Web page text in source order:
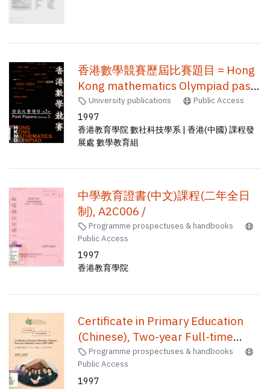
香港數學競賽歷屆比賽題目 = Hong
Kong mathematics Olympiad past
papers /
University publications Public Access
1997
香港教育學院 數社科技學系 | 香港(中國) 課程發
展處 數學教育組
中學教育證書(中文)課程(二年全日
制), A2C006 /
Programme prospectuses & handbooks
Public Access
1997
香港教育學院
Certificate in Primary Education
(Chinese), Two-year Full-time
Course = 小學教育證書(中文)課程
(二年全日制)
Programme prospectuses & handbooks
Public Access
1997